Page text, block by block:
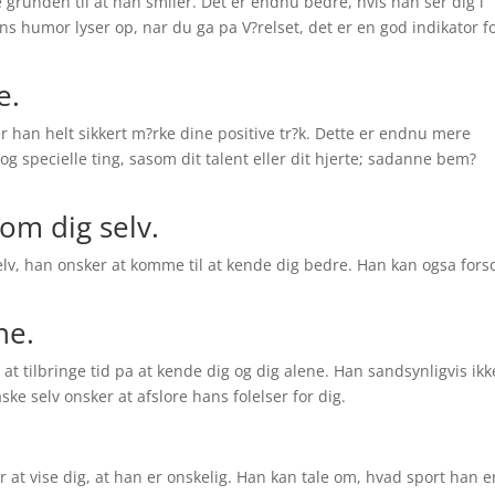
humor lyser op, nar du ga pa V?relset, det er en god indikator
helt sikkert m?rke dine positive tr?k. Dette er endnu mere
specielle ting, sasom dit talent eller dit hjerte; sadanne bem?
dig selv.
han onsker at komme til at kende dig bedre. Han kan ogsa
tilbringe tid pa at kende dig og dig alene. Han sandsynligvis
selv onsker at afslore hans folelser for dig.
vise dig, at han er onskelig. Han kan tale om, hvad sport han